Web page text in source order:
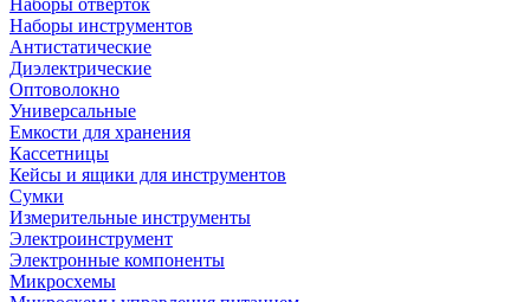
Наборы отверток
Наборы инструментов
Антистатические
Диэлектрические
Оптоволокно
Универсальные
Емкости для хранения
Кассетницы
Кейсы и ящики для инструментов
Сумки
Измерительные инструменты
Электроинструмент
Электронные компоненты
Микросхемы